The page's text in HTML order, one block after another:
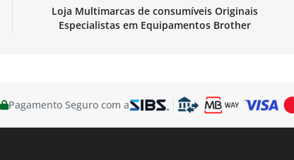
Loja Multimarcas de consumíveis Originais
Especialistas em Equipamentos Brother
Pagamento Seguro com a